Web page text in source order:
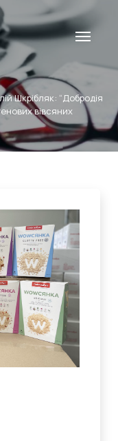
Шкрібляк: “Добродія
вівсяних